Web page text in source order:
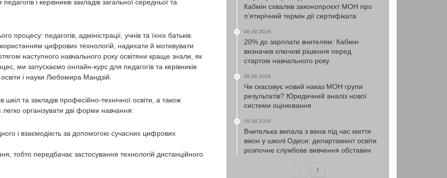
і керівників закладів загальної середньої та
процесу: педагогів, адміністрації, учнів та їхніх батьків.
цифрових технологій, надихати й мотивувати
наступного навчального року освітяни краще знали, як
ми запускаємо онлайн-курс для педагогів та керівників
і науки Любомира Мандзій.
та закладів професійно-технічної освіти, а також
організувати дві форми навчання:
і взаємодіють за допомогою сучасних цифрових
тобто передбачає застосування технологій дистанційного
Кабмін схвалив законопроєкт МОН про
п’ятирічний термін дії сертифіката
06.08.2026
20% до зарплати вчителям: Кабмін
визначив ключові рішення перед
стартом навчального року
06.08.2026
Чи скасовує новий наказ МОН групи
результатів? Юридичний аналіз нової
системи оцінювання
05.08.2026
Вчителька випала з вікна під час миття
вікон у школі Одеси: департамент освіти
розпочне службове вивчення обставин
ПопередняНаступна